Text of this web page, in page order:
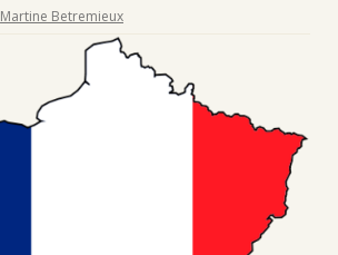
Martine Betremieux